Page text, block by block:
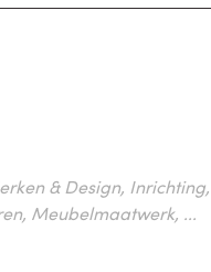
& Design, Inrichting,
Meubelmaatwerk, ...